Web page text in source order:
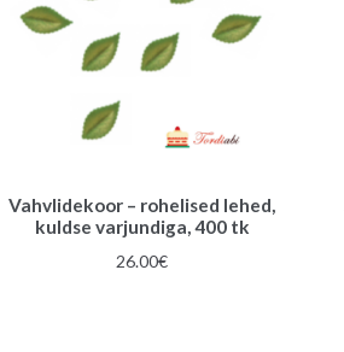
Vahvlidekoor – rohelised lehed,
kuldse varjundiga, 400 tk
26.00€